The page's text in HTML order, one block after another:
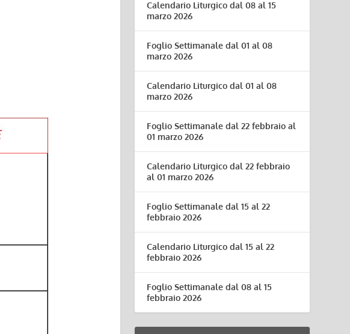
Calendario Liturgico dal 08 al 15
marzo 2026
Foglio Settimanale dal 01 al 08
marzo 2026
Calendario Liturgico dal 01 al 08
marzo 2026
Foglio Settimanale dal 22 febbraio al
01 marzo 2026
Calendario Liturgico dal 22 febbraio
al 01 marzo 2026
Foglio Settimanale dal 15 al 22
febbraio 2026
Calendario Liturgico dal 15 al 22
febbraio 2026
Foglio Settimanale dal 08 al 15
febbraio 2026